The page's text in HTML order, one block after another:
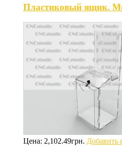
Пластиковый ящик.
Цена: 2,102.49грн. Добавить